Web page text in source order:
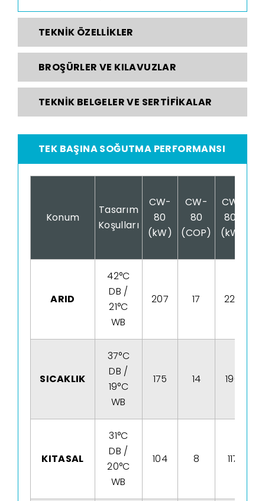
TEKNIK ÖZELLIKLER
BROŞÜRLER VE KILAVUZLAR
TEKNIK BELGELER VE SERTIFIKALAR
TEK BAŞINA SOĞUTMA PERFORMANSI
Konum
Tasarım
Koşulları
CW-
80
(kW)
CW-
80
(COP)
CW-
80S
(kW)
ARID
42°C
DB /
21°C
WB
207 17 228
SICAKLIK
37°C
DB /
19°C
WB
175 14 196
KITASAL
31°C
DB /
20°C
WB
104 8 117